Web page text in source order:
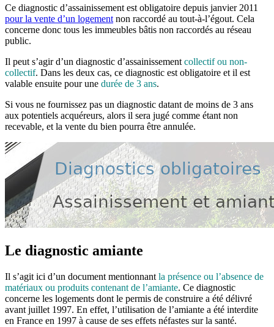
Ce diagnostic d’assainissement est obligatoire depuis janvier 2011
pour la vente d’un logementnon raccordé au tout-à-l’égout. Cela
concerne donc tous les immeubles bâtis non raccordés au réseau
public.
Il peut s’agir d’un diagnostic d’assainissementcollectif ou non-
collectif. Dans les deux cas, ce diagnostic est obligatoire et il est
valable ensuite pour une durée de 3 ans.
Si vous ne fournissez pas un diagnostic datant de moins de 3 ans
aux potentiels acquéreurs, alors il sera jugé comme étant non
recevable, et la vente du bien pourra être annulée.
Le diagnostic amiante
Il s’agit ici d’un document mentionnant la présence ou l’absence de
matériaux ou produits contenant de l’amiante. Ce diagnostic
concerne les logements dont le permis de construire a été délivré
avant juillet 1997. En effet, l’utilisation de l’amiante a été interdite
en France en 1997 à cause de ses effets néfastes sur la santé.